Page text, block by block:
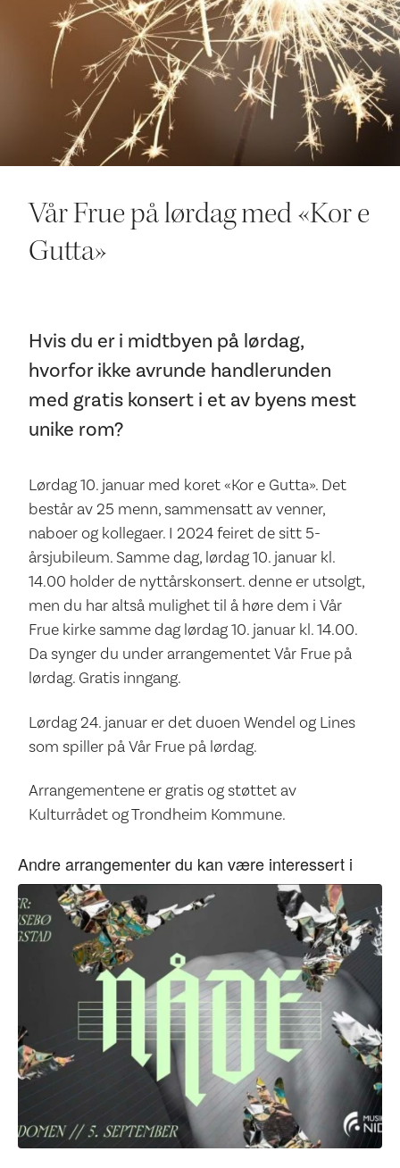
Ditt besøk
Vår Frue på lørdag med «Kor e
Gutta»
Hvis du er i midtbyen på lørdag,
hvorfor ikke avrunde handlerunden
med gratis konsert i et av byens mest
unike rom?
Lørdag 10. januar med koret «Kor e Gutta». Det
består av 25 menn, sammensatt av venner,
naboer og kollegaer. I 2024 feiret de sitt 5-
årsjubileum. Samme dag, lørdag 10. januar kl.
14.00 holder de nyttårskonsert. denne er utsolgt,
men du har altså mulighet til å høre dem i Vår
Frue kirke samme dag lørdag 10. januar kl. 14.00.
Da synger du under arrangementet Vår Frue på
lørdag. Gratis inngang.
Lørdag 24. januar er det duoen Wendel og Lines
som spiller på Vår Frue på lørdag.
Arrangementene er gratis og støttet av
Kulturrådet og Trondheim Kommune.
Andre arrangementer du kan være interessert i